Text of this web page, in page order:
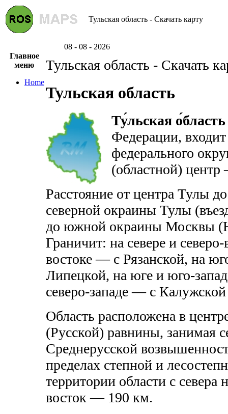
Тульская область - Скачать карту
08 - 08 - 2026
Главное
меню
Home
Тульская область - Скачать
Тульская область
Ту́льская о́бласть
Федерации,
федерального
(областной)
Расстояние от центра Тулы
северной окраины Тулы
до южной окраины Москвы
Граничит: на севере и
востоке — с Рязанской, на
Липецкой, на юге и юго-
северо-западе — с
Область расположена в
(Русской) равнины, занимая
Среднерусской
пределах степной и
территории области с
восток — 190 км.